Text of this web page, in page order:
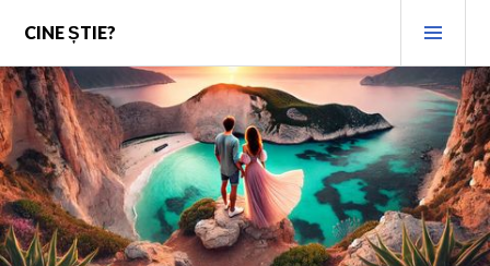
content
CINE ȘTIE?